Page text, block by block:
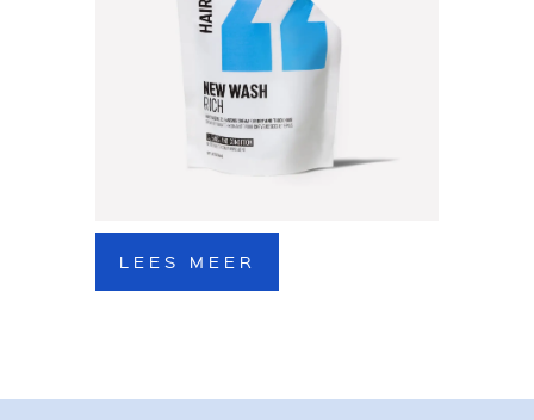
LEES MEER